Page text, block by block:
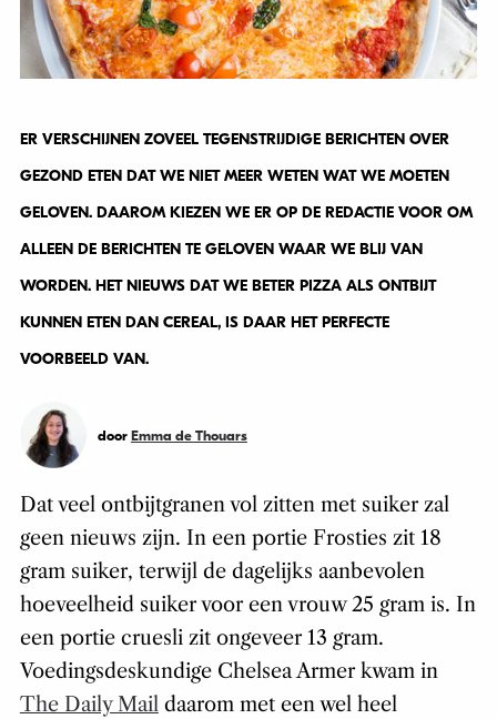
ER VERSCHIJNEN ZOVEEL TEGENSTRIJDIGE BERICHTEN OVER
GEZOND ETEN DAT WE NIET MEER WETEN WAT WE MOETEN
GELOVEN. DAAROM KIEZEN WE ER OP DE REDACTIE VOOR OM
ALLEEN DE BERICHTEN TE GELOVEN WAAR WE BLIJ VAN
WORDEN. HET NIEUWS DAT WE BETER PIZZA ALS ONTBIJT
KUNNEN ETEN DAN CEREAL, IS DAAR HET PERFECTE
VOORBEELD VAN.
door Emma de Thouars
Dat veel ontbijtgranen vol zitten met suiker zal
geen nieuws zijn. In een portie Frosties zit 18
gram suiker, terwijl de dagelijks aanbevolen
hoeveelheid suiker voor een vrouw 25 gram is. In
een portie cruesli zit ongeveer 13 gram.
Voedingsdeskundige Chelsea Armer kwam in
The Daily Maildaarom met een wel heel